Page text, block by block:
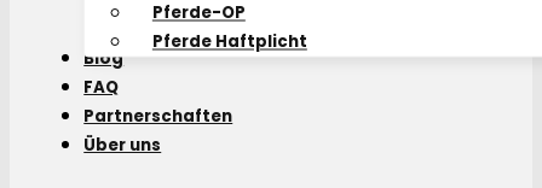
Pferde-OP
Pferde Haftplicht
Blog
FAQ
Partnerschaften
Über uns